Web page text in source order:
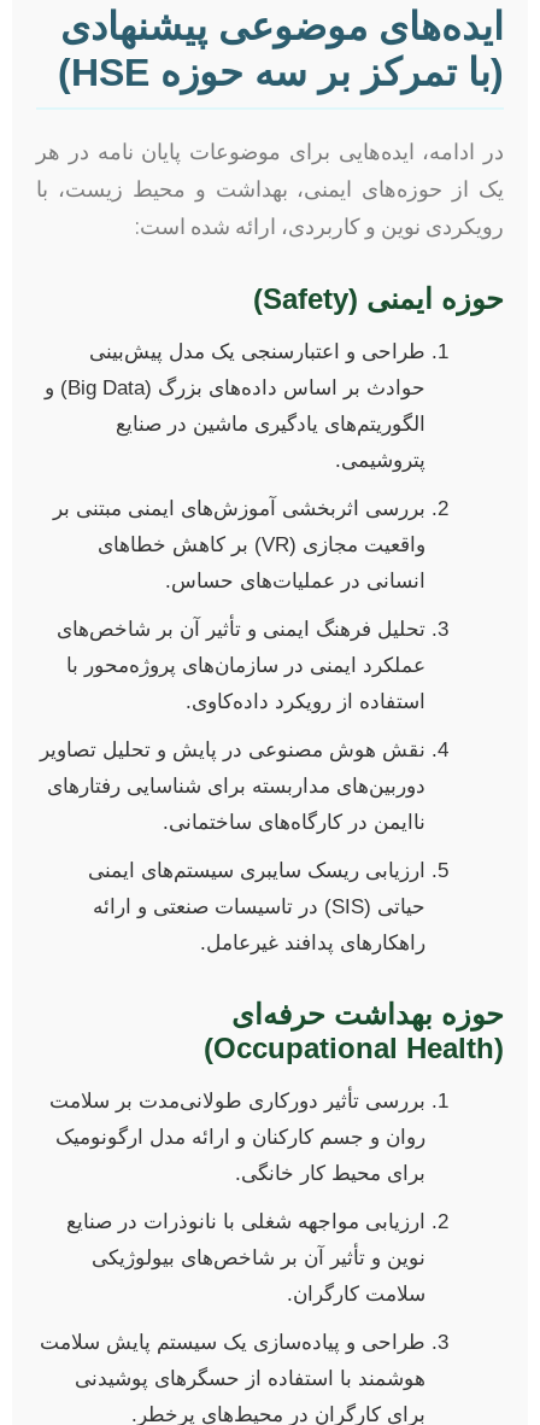
ایده‌های موضوعی پیشنهادی
(با تمرکز بر سه حوزه HSE)
در ادامه، ایده‌هایی برای موضوعات پایان نامه در هر
یک از حوزه‌های ایمنی، بهداشت و محیط زیست، با
رویکردی نوین و کاربردی، ارائه شده است:
حوزه ایمنی (Safety)
طراحی و اعتبارسنجی یک مدل پیش‌بینی
حوادث بر اساس داده‌های بزرگ (Big Data) و
الگوریتم‌های یادگیری ماشین در صنایع
پتروشیمی.
بررسی اثربخشی آموزش‌های ایمنی مبتنی بر
واقعیت مجازی (VR) بر کاهش خطاهای
انسانی در عملیات‌های حساس.
تحلیل فرهنگ ایمنی و تأثیر آن بر شاخص‌های
عملکرد ایمنی در سازمان‌های پروژه‌محور با
استفاده از رویکرد داده‌کاوی.
نقش هوش مصنوعی در پایش و تحلیل تصاویر
دوربین‌های مداربسته برای شناسایی رفتارهای
ناایمن در کارگاه‌های ساختمانی.
ارزیابی ریسک سایبری سیستم‌های ایمنی
حیاتی (SIS) در تاسیسات صنعتی و ارائه
راهکارهای پدافند غیرعامل.
حوزه بهداشت حرفه‌ای
(Occupational Health)
بررسی تأثیر دورکاری طولانی‌مدت بر سلامت
روان و جسم کارکنان و ارائه مدل ارگونومیک
برای محیط کار خانگی.
ارزیابی مواجهه شغلی با نانوذرات در صنایع
نوین و تأثیر آن بر شاخص‌های بیولوژیکی
سلامت کارگران.
طراحی و پیاده‌سازی یک سیستم پایش سلامت
هوشمند با استفاده از حسگرهای پوشیدنی
برای کارگران در محیط‌های پرخطر.